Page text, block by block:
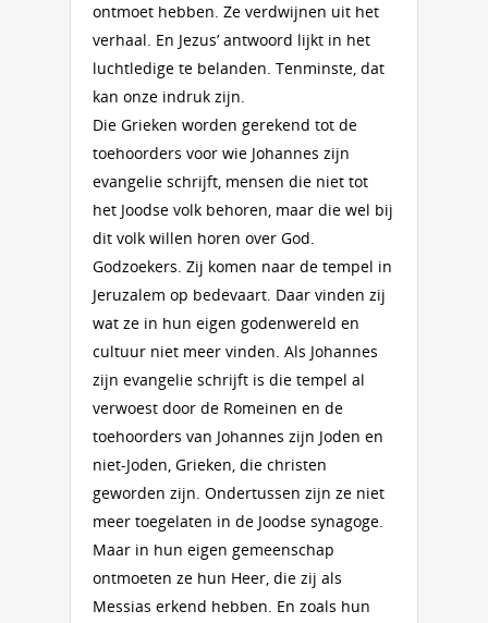
ontmoet hebben. Ze verdwijnen uit het
verhaal. En Jezus’ antwoord lijkt in het
luchtledige te belanden. Tenminste, dat
kan onze indruk zijn.
Die Grieken worden gerekend tot de
toehoorders voor wie Johannes zijn
evangelie schrijft, mensen die niet tot
het Joodse volk behoren, maar die wel bij
dit volk willen horen over God.
Godzoekers. Zij komen naar de tempel in
Jeruzalem op bedevaart. Daar vinden zij
wat ze in hun eigen godenwereld en
cultuur niet meer vinden. Als Johannes
zijn evangelie schrijft is die tempel al
verwoest door de Romeinen en de
toehoorders van Johannes zijn Joden en
niet-Joden, Grieken, die christen
geworden zijn. Ondertussen zijn ze niet
meer toegelaten in de Joodse synagoge.
Maar in hun eigen gemeenschap
ontmoeten ze hun Heer, die zij als
Messias erkend hebben. En zoals hun